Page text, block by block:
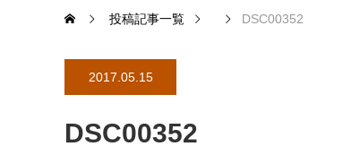
投稿記事一覧 DSC00352
2017.05.15
DSC00352